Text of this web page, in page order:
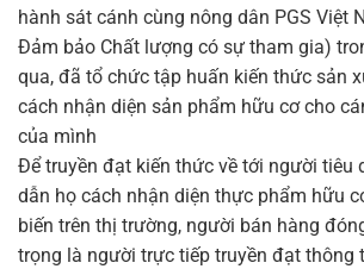
hành sát cánh cùng nông dân PGS Việt
Đảm bảo Chất lượng có sự tham gia)
qua, đã tổ chức tập huấn kiến thức sản
cách nhận diện sản phẩm hữu cơ cho
của mình
Để truyền đạt kiến thức về tới người tiêu
dẫn họ cách nhận diện thực phẩm hữu
biến trên thị trường, người bán hàng
trọng là người trực tiếp truyền đạt thông